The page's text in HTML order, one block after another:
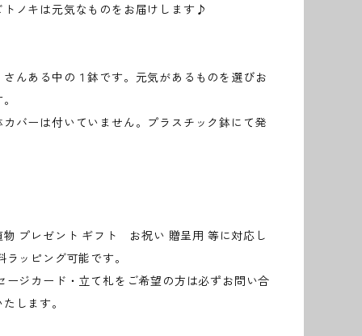
トノキは元気なものをお届けします♪
んある中の１鉢です。元気があるものを選びお
バーは付いていません。プラスチック鉢にて発
物 プレゼント ギフト お祝い 贈呈用 等に対応し
ラッピング可能です。
ージカード・立て札をご希望の方は必ずお問い合
します。